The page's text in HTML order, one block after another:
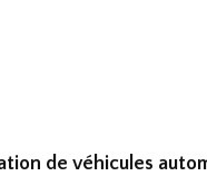
de véhicules